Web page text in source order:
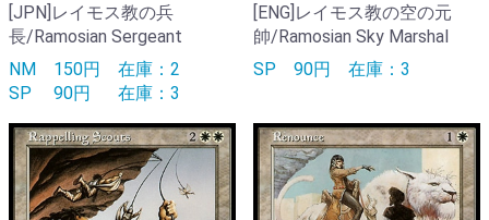
[JPN]レイモス教の兵
長/Ramosian Sergeant
NM 150円 在庫：2
SP
90円 在庫：3
[ENG]レイモス教の空の元
帥/Ramosian Sky Marshal
SP 90円 在庫：3